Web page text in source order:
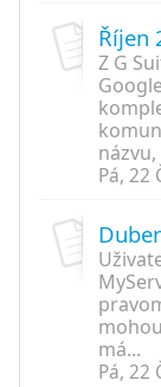
Říjen
Z G
názvu,
Pá, 22
má...
Pá, 22